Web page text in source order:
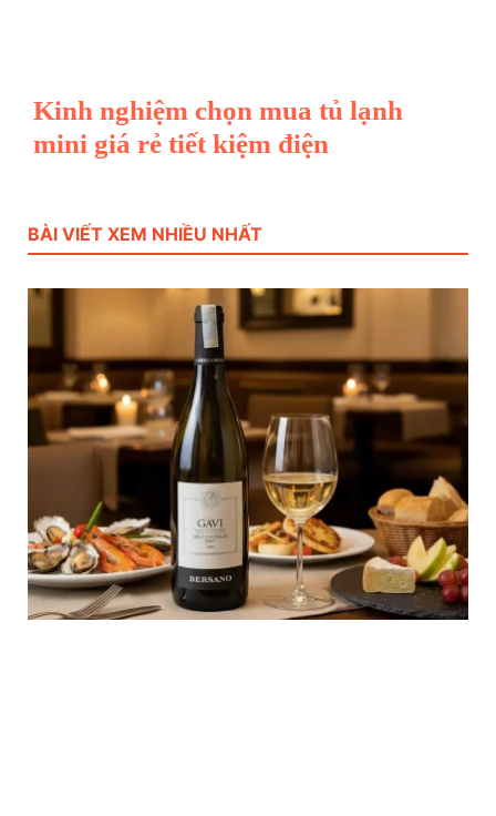
Kinh nghiệm chọn mua tủ lạnh
mini giá rẻ tiết kiệm điện
BÀI VIẾT XEM NHIỀU NHẤT